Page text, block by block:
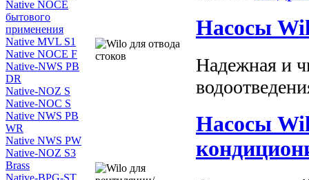
Native NOCE
бытового
применения
Native MVL S1
Native NOCE F
Native-NWS PB
DR
Native-NOZ S
Native-NOC S
Native NWS PB
WR
Native NWS PW
Native-NOZ S3
Brass
Native-BPG-ST
Насосы
Надежная и
Насосы